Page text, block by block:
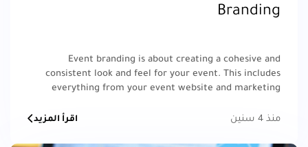
Branding
Event branding is about creating a cohesive and
consistent look and feel for your event. This includes
everything from your event website and marketing
منذ 4 سنين
اقرأ المزيد